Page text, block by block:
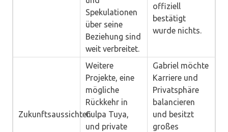
Spekulationen
über seine
Beziehung sind
weit verbreitet.
offiziell
bestätigt
wurde nichts.
Zukunftsaussichten
Weitere
Projekte, eine
mögliche
Rückkehr in
Culpa Tuya,
und private
Gabriel möchte
Karriere und
Privatsphäre
balancieren
und besitzt
großes